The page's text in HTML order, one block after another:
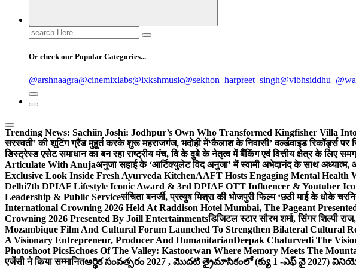
Search
for:
Or check our Popular Categories...
@arshnaagra@cinemixlabs@lxkshmusic@sekhon_harpreet_singh@vibhsiddhu_
Trending News: Sachiin Joshi: Jodhpur’s Own Who Transformed Kingfisher Villa
सरस्वती’ की शूटिंग ग्रैंड मुहूर्त करके शुरू महराजगंज, भदोही में‘कैलाश के निवासी’ वर्ल्डवाइड रिकॉर्ड्स
डिस्ट्रेस्ड एसेट समाधान का बन रहा राष्ट्रीय मंच, वि के दुबे के नेतृत्व में बैंकिंग एवं वित्तीय क्षेत्र के लिए
Articulate With Anujaअनुजा सहाई के ‘आर्टिक्युलेट विद अनुजा’ में स्वामी अभेदानंद के साथ अध्यात्म,
Exclusive Look Inside Fresh Ayurveda KitchenAAFT Hosts Engaging Mental Health
Delhi7th DPIAF Lifestyle Iconic Award & 3rd DPIAF OTT Influencer & Youtuber
Leadership & Public Serviceसंचिता बनर्जी, प्रत्युष मिश्रा की भोजपुरी फिल्म ‘छठी माई के धोके
International Crowning 2026 Held At Raddison Hotel Mumbai, The Pageant
Crowning 2026 Presented By Joill Entertainmentsडिजिटल स्टार सौरभ शर्मा, सिंगर शिल्पी
Mozambique Film And Cultural Forum Launched To Strengthen Bilateral Cultural
A Visionary Entrepreneur, Producer And HumanitarianDeepak Chaturvedi The
Photoshoot PicsEchoes Of The Valley: Kastoorwan Where Memory Meets The
एजेंसी ने किया सम्मानितఆర్థిక సంవత్సరం 2027 , మొదటి త్రైమాసికంలో (క్యు 1 -ఎఫ్ వై 2027)